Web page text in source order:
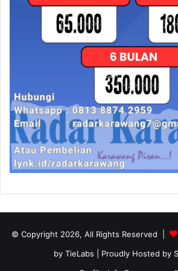
© Copyright 2026, All Rights Reserved |
by TieLabs | Proudly Hosted by